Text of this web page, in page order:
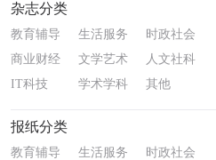
杂志分类
教育辅导 生活服务
时政社会
商业财经
文学艺术
人文社科
IT科技
学术学科 其他
报纸分类
教育辅导 生活服务
时政社会